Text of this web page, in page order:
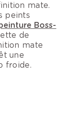
mate.
peints
Boss-
de
mate
une
froide.